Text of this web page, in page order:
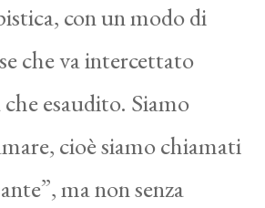
con un modo di
che va intercettato
esaudito. Siamo
cioè siamo chiamati
ma non senza